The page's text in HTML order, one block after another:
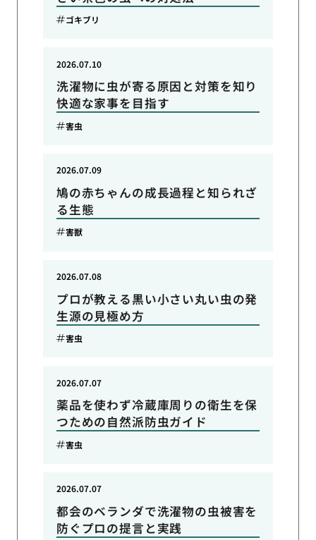
ゴキブリ
洗濯物に虫が寄る原因と対策を知り
快適な家事を目指す
2026.07.10
害虫
鳩の赤ちゃんの成長過程と知られざ
る生態
2026.07.09
害獣
プロが教える黒い小さい丸い虫の発
生源の見極め方
2026.07.08
害虫
薬品を使わず冷蔵庫周りの衛生を保
つための自然派防虫ガイド
2026.07.07
害虫
都会のベランダで洗濯物の虫被害を
防ぐプロの提言と実践
2026.07.07